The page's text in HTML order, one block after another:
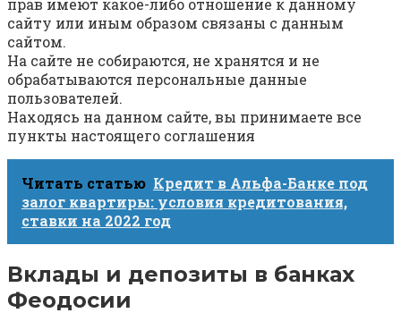
сайту или иным образом связаны с данным
сайтом.
На сайте не собираются, не хранятся и не
обрабатываются персональные данные
пользователей.
Находясь на данном сайте, вы принимаете все
пункты настоящего соглашения
Читать статью Кредит в Альфа-Банке под
залог квартиры: условия кредитования,
ставки на 2022 год
Вклады и депозиты в банках
Феодосии